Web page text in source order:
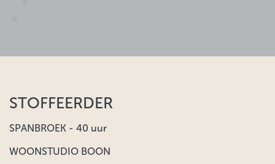
STOFFEERDER
SPANBROEK - 40 uur
WOONSTUDIO BOON